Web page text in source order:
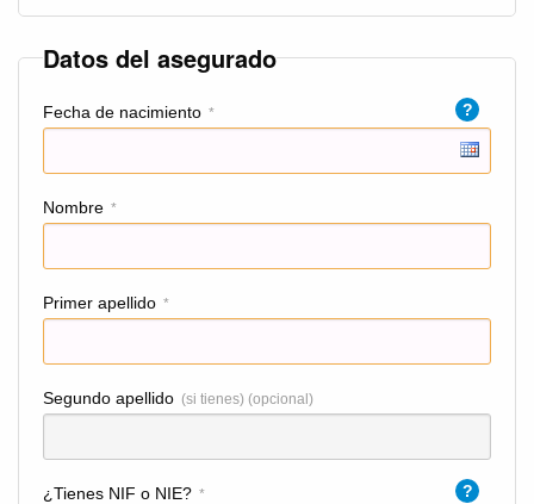
Datos del asegurado
Fecha de nacimiento * ?
Nombre *
Primer apellido *
Segundo apellido (si tienes) (opcional)
¿Tienes NIF o NIE? * ?